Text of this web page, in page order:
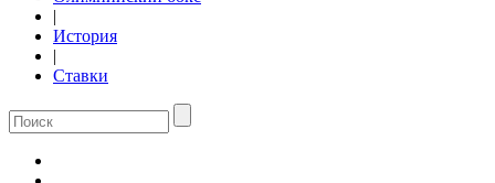
|
История
|
Ставки